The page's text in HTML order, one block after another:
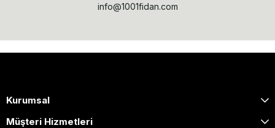
info@1001fidan.com
Kurumsal
Müşteri Hizmetleri